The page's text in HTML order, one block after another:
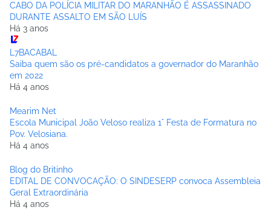
CABO DA POLÍCIA MILITAR DO MARANHÃO É ASSASSINADO
DURANTE ASSALTO EM SÃO LUÍS
Há 3 anos
L7BACABAL
Saiba quem são os pré-candidatos a governador do Maranhão
em 2022
Há 4 anos
Mearim Net
Escola Municipal João Veloso realiza 1° Festa de Formatura no
Pov. Velosiana.
Há 4 anos
Blog do Britinho
EDITAL DE CONVOCAÇÃO: O SINDESERP convoca Assembleia
Geral Extraordinária
Há 4 anos